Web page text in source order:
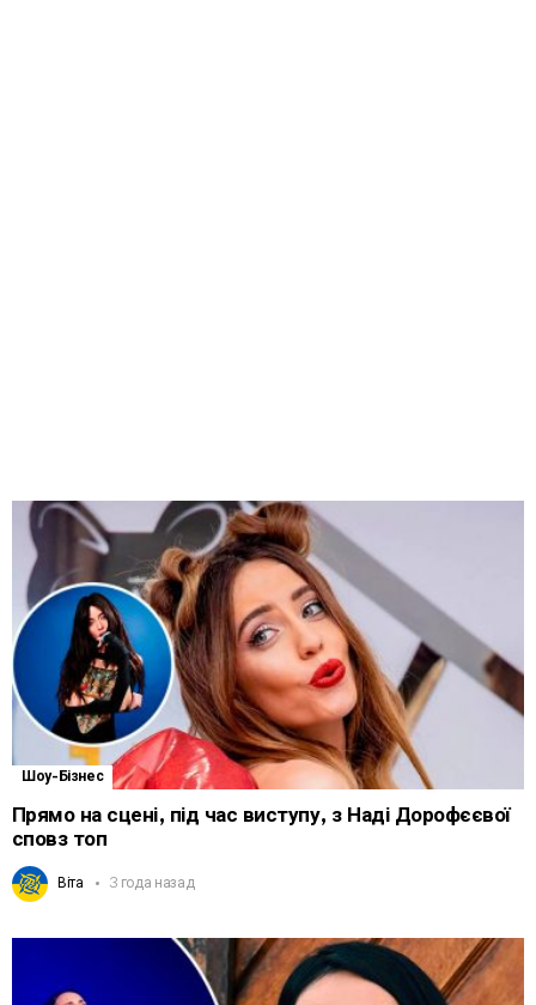
Шоу-Бізнес
Прямо на сцені, під час виступу, з Наді Дорофєєвої
сповз топ
Віта 3 года назад